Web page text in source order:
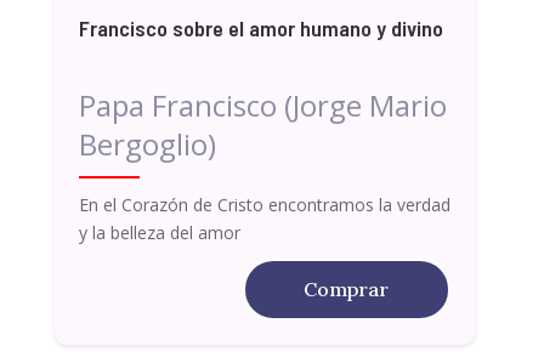
Francisco sobre el amor humano y divino
Papa Francisco (Jorge Mario
Bergoglio)
En el Corazón de Cristo encontramos la verdad
y la belleza del amor
Comprar